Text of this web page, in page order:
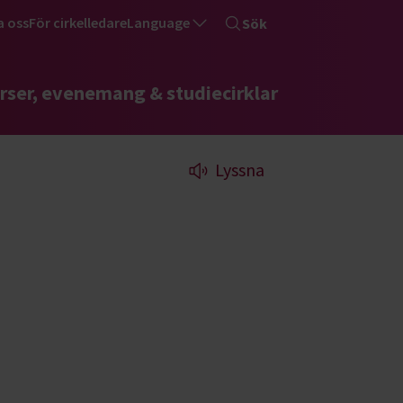
ossFör cirkelledareLanguage Sök
evenemang & studiecirklar
Lyssna